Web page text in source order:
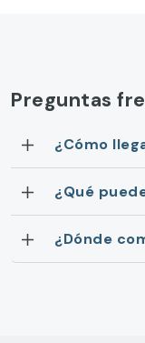
Preguntas
¿Cómo
¿Qué
¿Dónde